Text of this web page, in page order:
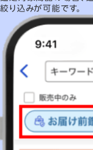
絞り込みが可能です。